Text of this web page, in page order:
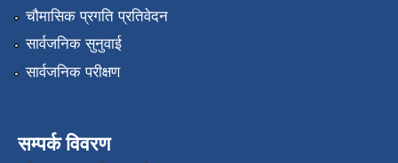
चौमासिक प्रगति प्रतिवेदन
सार्वजनिक सुनुवाई
सार्वजनिक परीक्षण
सम्पर्क विवरण